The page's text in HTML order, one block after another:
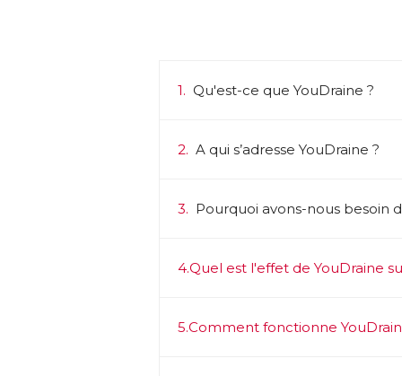
1. Qu'est-ce que YouDraine ?
2. A qui s’adresse YouDraine ?
3. Pourquoi avons-nous besoin
4.Quel est l'effet de YouDraine
5.Comment fonctionne